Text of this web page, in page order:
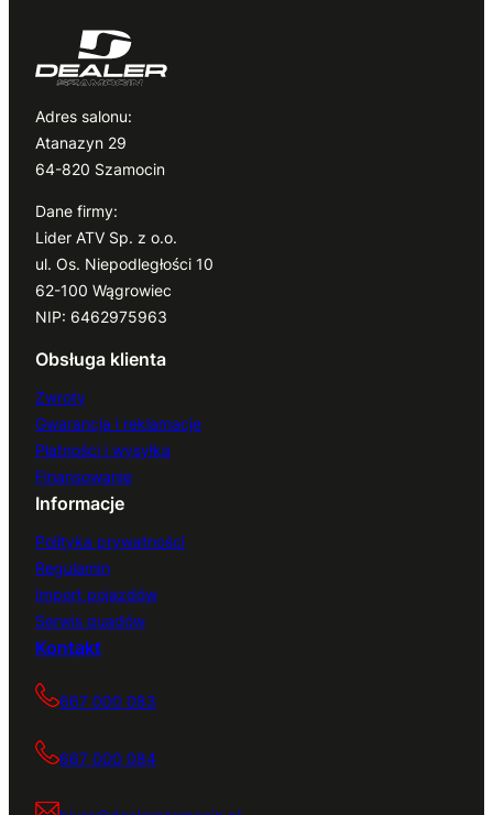
Adres salonu:
Atanazyn 29
64-820 Szamocin
Dane firmy:
Lider ATV Sp. z o.o.
ul. Os. Niepodległości 10
62-100 Wągrowiec
NIP: 6462975963
Obsługa klienta
Zwroty
Gwarancja i reklamacje
Płatności i wysyłka
Finansowanie
Informacje
Polityka prywatności
Regulamin
Import pojazdów
Serwis quadów
Kontakt
667 000 083
667 000 084